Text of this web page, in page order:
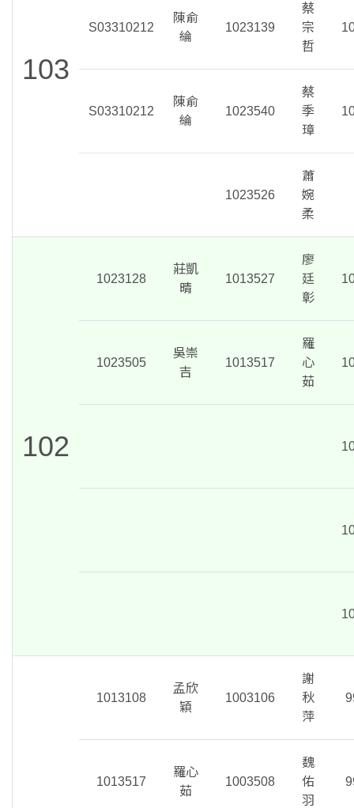
103
S03310212
陳俞
綸
1023139
蔡
宗
哲
S03310212
陳俞
綸
1023540
蔡
季
璋
1023526
蕭
婉
柔
102
1023128
莊凱
晴
1013527
廖
廷
彰
1023505
吳崇
吉
1013517
羅
心
茹
1013108
孟欣
穎
1003106
謝
秋
萍
1013517
羅心
茹
1003508
魏
佑
羽